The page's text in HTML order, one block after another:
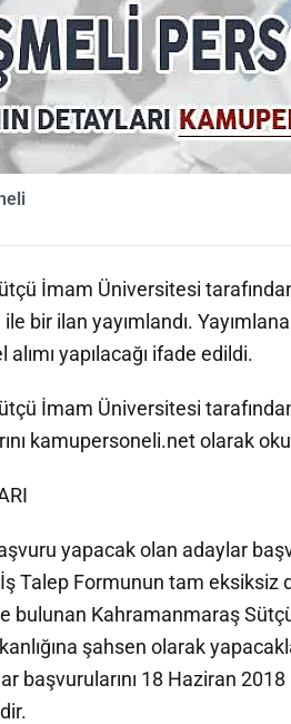
İmam Üniversitesi
ile bir ilan yayımlandı.
yapılacağı ifade edildi.
İmam Üniversitesi
kamupersoneli.net olarak
yapacak olan adaylar
Talep Formunun tam
bulunan Kahramanmaraş
şahsen olarak
başvurularını 18 Haziran